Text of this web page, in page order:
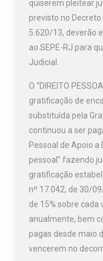
quiserem pleitear
previsto no
5.620/13, deverão
ao SEPE-RJ para
Judicial.
O “DIREITO
gratificação de
substituída pela
continuou a ser
Pessoal de Apoio a
pessoal” fazendo
gratificação
nº 17.042, de 30/
de 15% sobre
anualmente, bem
pagas desde maio
vencerem no